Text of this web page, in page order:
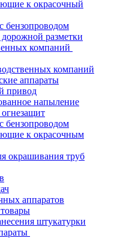
к окрасочный
бензопроводом
разметки
компаний
компаний
аппараты
привод
напыление
бензопроводом
к окрасочным
окрашивания труб
аппаратов
штукатурки